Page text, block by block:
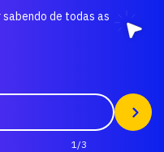
de todas as
1/3